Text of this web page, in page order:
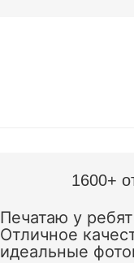
1600+
Печатаю у
Отличное
идеальные